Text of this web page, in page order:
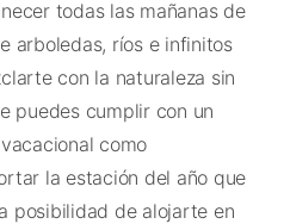
todas las mañanas de
arboledas, ríos e infinitos
con la naturaleza sin
puedes cumplir con un
como
la estación del año que
posibilidad de alojarte en